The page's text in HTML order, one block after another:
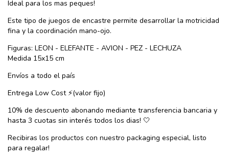
Ideal para los mas peques!
Este tipo de juegos de encastre permite desarrollar la motricidad
fina y la coordinación mano-ojo.
Figuras: LEON - ELEFANTE - AVION - PEZ - LECHUZA
Medida 15x15 cm
Envíos a todo el país
Entrega Low Cost ⚡️(valor fijo)
10% de descuento abonando mediante transferencia bancaria y
hasta 3 cuotas sin interés todos los dias! 🤍
Recibiras los productos con nuestro packaging especial, listo
para regalar!